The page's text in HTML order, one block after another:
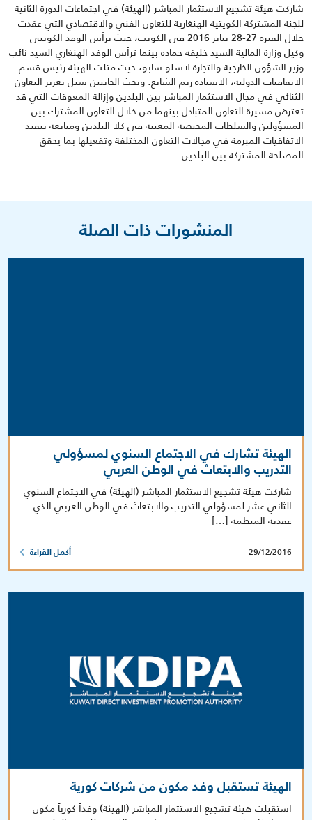
شاركت هيئة تشجيع الاستثمار المباشر (الهيئة) في اجتماعات الدورة الثانية
للجنة المشتركة الكويتية الهنغارية للتعاون الفني والاقتصادي التي عقدت
خلال الفترة 27-28 يناير 2016 في الكويت، حيث ترأس الوفد الكويتي
وكيل وزارة المالية السيد خليفه حماده بينما ترأس الوفد الهنغاري السيد نائب
وزير الشؤون الخارجية والتجارة لاسلو سابو، حيث مثلت الهيئة رئيس قسم
الاتفاقيات الدولية، الاستاذه ريم الشايع. وبحث الجانبين سبل تعزيز التعاون
الثنائي في مجال الاستثمار المباشر بين البلدين وإزالة المعوقات التي قد
تعترض مسيرة التعاون المتبادل بينهما من خلال التعاون المشترك بين
المسؤولين والسلطات المختصة المعنية في كلا البلدين ومتابعة تنفيذ
الاتفاقيات المبرمة في مجالات التعاون المختلفة وتفعيلها بما يحقق
المصلحة المشتركة بين البلدين
المنشورات ذات الصلة
الهيئة تشارك في الاجتماع السنوي لمسؤولي
التدريب والابتعاث في الوطن العربي
شاركت هيئة تشجيع الاستثمار المباشر (الهيئة) في الاجتماع السنوي
الثاني عشر لمسؤولي التدريب والابتعاث في الوطن العربي الذي
عقدته المنظمة […]
29/12/2016 أكمل القراءة
الهيئة تستقبل وفد مكون من شركات كورية
استقبلت هيئة تشجيع الاستثمار المباشر (الهيئة) وفداً كورياً مكون